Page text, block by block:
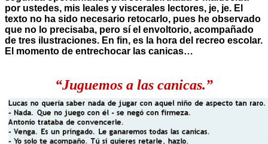
por ustedes, mis leales y viscerales lectores, je, je. El
texto no ha sido necesario retocarlo, pues he observado
que no lo precisaba, pero sí el envoltorio, acompañado
de tres ilustraciones. En fin, es la hora del recreo escolar.
El momento de entrechocar las canicas…
“Juguemos a las canicas.”